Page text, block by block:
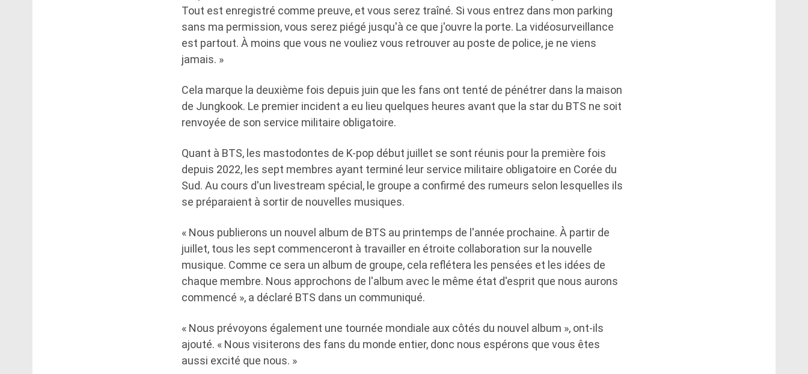
Tout est enregistré comme preuve, et vous serez traîné. Si vous entrez dans mon parking
sans ma permission, vous serez piégé jusqu'à ce que j'ouvre la porte. La vidéosurveillance
est partout. À moins que vous ne vouliez vous retrouver au poste de police, je ne viens
jamais. »
Cela marque la deuxième fois depuis juin que les fans ont tenté de pénétrer dans la maison
de Jungkook. Le premier incident a eu lieu quelques heures avant que la star du BTS ne soit
renvoyée de son service militaire obligatoire.
Quant à BTS, les mastodontes de K-pop début juillet se sont réunis pour la première fois
depuis 2022, les sept membres ayant terminé leur service militaire obligatoire en Corée du
Sud. Au cours d'un livestream spécial, le groupe a confirmé des rumeurs selon lesquelles ils
se préparaient à sortir de nouvelles musiques.
« Nous publierons un nouvel album de BTS au printemps de l'année prochaine. À partir de
juillet, tous les sept commenceront à travailler en étroite collaboration sur la nouvelle
musique. Comme ce sera un album de groupe, cela reflétera les pensées et les idées de
chaque membre. Nous approchons de l'album avec le même état d'esprit que nous aurons
commencé », a déclaré BTS dans un communiqué.
« Nous prévoyons également une tournée mondiale aux côtés du nouvel album », ont-ils
ajouté. « Nous visiterons des fans du monde entier, donc nous espérons que vous êtes
aussi excité que nous. »